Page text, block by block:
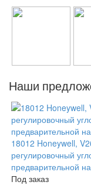
Наши
18012 Honeywell,
регулировочный
предварительной
Под заказ